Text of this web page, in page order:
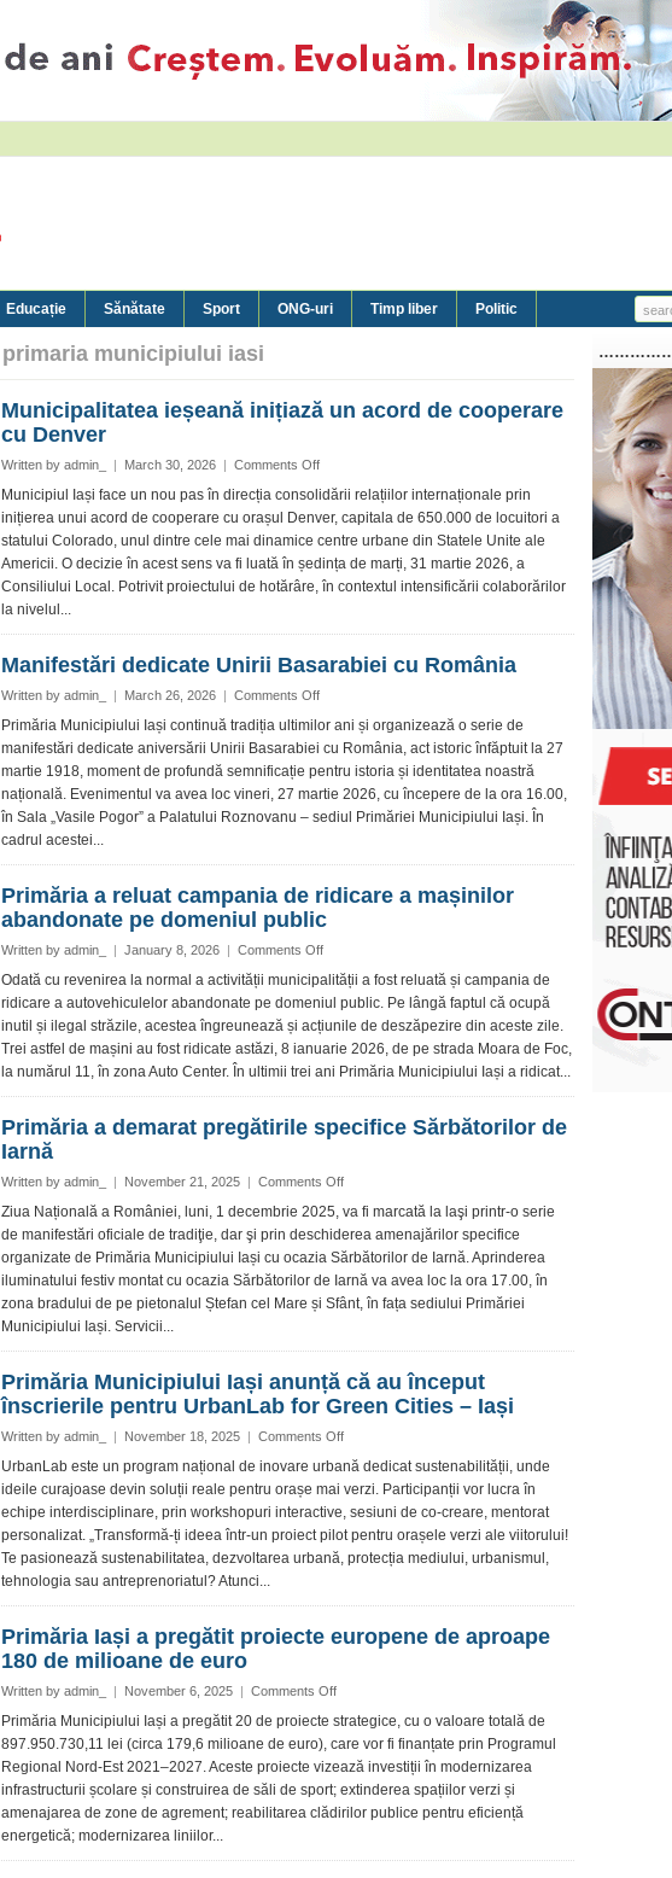
Educație Sănătate Sport ONG-uri Timp liber Politic
primaria municipiului iasi
Municipalitatea ieșeană inițiază un acord de cooperare
cu Denver
Written by admin_ | March 30, 2026 | Comments Offon
ieșeană
inițiază
un
acord
de
Municipiul Iași face un nou pas în direcția consolidării relațiilor internaționale prin
inițierea unui acord de cooperare cu orașul Denver, capitala de 650.000 de locuitori a
statului Colorado, unul dintre cele mai dinamice centre urbane din Statele Unite ale
Americii. O decizie în acest sens va fi luată în ședința de marți, 31 martie 2026, a
Consiliului Local. Potrivit proiectului de hotărâre, în contextul intensificării colaborărilor
la nivelul...
Manifestări dedicate Unirii Basarabiei cu România
Written by admin_ | March 26, 2026 | Comments Offon
dedicate
Unirii
Basarabiei
cu
România
Primăria Municipiului Iași continuă tradiția ultimilor ani și organizează o serie de
manifestări dedicate aniversării Unirii Basarabiei cu România, act istoric înfăptuit la 27
martie 1918, moment de profundă semnificație pentru istoria și identitatea noastră
națională. Evenimentul va avea loc vineri, 27 martie 2026, cu începere de la ora 16.00,
în Sala „Vasile Pogor” a Palatului Roznovanu – sediul Primăriei Municipiului Iași. În
cadrul acestei...
Primăria a reluat campania de ridicare a mașinilor
abandonate pe domeniul public
Written by admin_ | January 8, 2026 | Comments Offon
a
reluat
campania
de
ridicare
abandonate
domeniul
Odată cu revenirea la normal a activității municipalității a fost reluată și campania de
ridicare a autovehiculelor abandonate pe domeniul public. Pe lângă faptul că ocupă
inutil și ilegal străzile, acestea îngreunează și acțiunile de deszăpezire din aceste zile.
Trei astfel de mașini au fost ridicate astăzi, 8 ianuarie 2026, de pe strada Moara de Foc,
la numărul 11, în zona Auto Center. În ultimii trei ani Primăria Municipiului Iași a ridicat...
Primăria a demarat pregătirile specifice Sărbătorilor de
Iarnă
Written by admin_ | November 21, 2025 | Comments Offon
a
demarat
pregătirile
specifice
Sărbătorilor
Ziua Națională a României, luni, 1 decembrie 2025, va fi marcată la laşi printr-o serie
de manifestări oficiale de tradiţie, dar şi prin deschiderea amenajărilor specifice
organizate de Primăria Municipiului Iași cu ocazia Sărbătorilor de Iarnă. Aprinderea
iluminatului festiv montat cu ocazia Sărbătorilor de Iarnă va avea loc la ora 17.00, în
zona bradului de pe pietonalul Ștefan cel Mare și Sfânt, în fața sediului Primăriei
Municipiului Iași. Servicii...
Primăria Municipiului Iași anunță că au început
înscrierile pentru UrbanLab for Green Cities – Iași
Written by admin_ | November 18, 2025 | Comments Offon
Municipiului
Iași
anunță
că
au
UrbanLab
–
Iași
UrbanLab este un program național de inovare urbană dedicat sustenabilității, unde
ideile curajoase devin soluții reale pentru orașe mai verzi. Participanții vor lucra în
echipe interdisciplinare, prin workshopuri interactive, sesiuni de co-creare, mentorat
personalizat. „Transformă-ți ideea într-un proiect pilot pentru orașele verzi ale viitorului!
Te pasionează sustenabilitatea, dezvoltarea urbană, protecția mediului, urbanismul,
tehnologia sau antreprenoriatul? Atunci...
Primăria Iași a pregătit proiecte europene de aproape
180 de milioane de euro
Written by admin_ | November 6, 2025 | Comments Offon
Iași
a
pregătit
proiecte
europene
Primăria Municipiului Iași a pregătit 20 de proiecte strategice, cu o valoare totală de
897.950.730,11 lei (circa 179,6 milioane de euro), care vor fi finanțate prin Programul
Regional Nord-Est 2021–2027. Aceste proiecte vizează investiții în modernizarea
infrastructurii școlare și construirea de săli de sport; extinderea spațiilor verzi și
amenajarea de zone de agrement; reabilitarea clădirilor publice pentru eficiență
energetică; modernizarea liniilor...